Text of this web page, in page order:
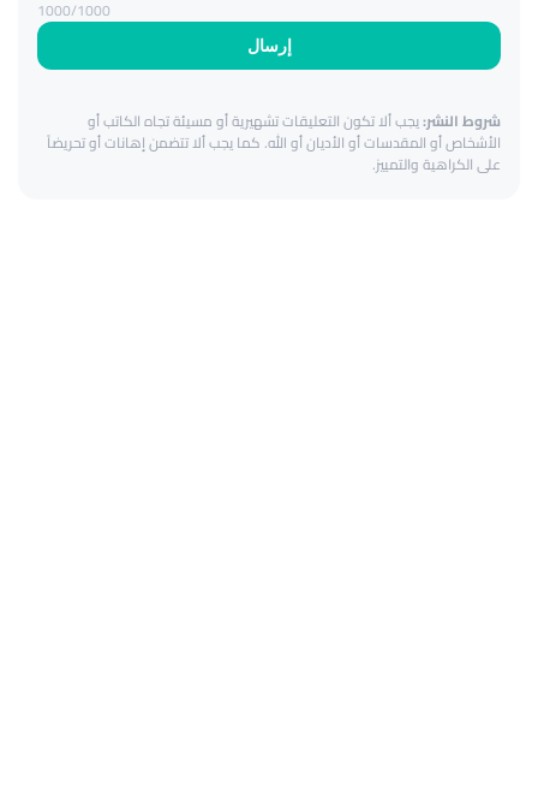
إرسال
1000/1000
شروط النشر:يجب ألا تكون التعليقات تشهيرية أو مسيئة تجاه الكاتب أو
الأشخاص أو المقدسات أو الأديان أو الله. كما يجب ألا تتضمن إهانات أو تحريضاً
على الكراهية والتمييز.